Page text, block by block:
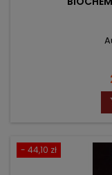
- 44,10 zł